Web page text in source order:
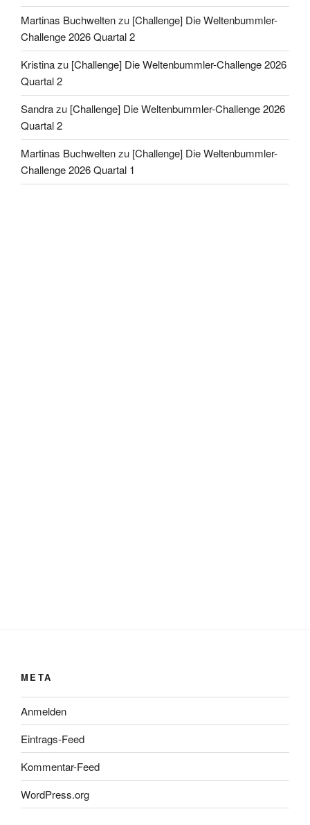
Martinas Buchweltenzu [Challenge] Die Weltenbummler-
Challenge 2026 Quartal 2
Kristinazu [Challenge] Die Weltenbummler-Challenge 2026
Quartal 2
Sandrazu [Challenge] Die Weltenbummler-Challenge 2026
Quartal 2
Martinas Buchweltenzu [Challenge] Die Weltenbummler-
Challenge 2026 Quartal 1
META
Anmelden
Eintrags-Feed
Kommentar-Feed
WordPress.org